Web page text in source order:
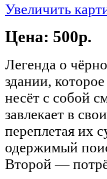
Увеличить
Цена: 500p.
Легенда о
здании,
несёт с собой
завлекает в
переплетая их
одержимый
Второй —